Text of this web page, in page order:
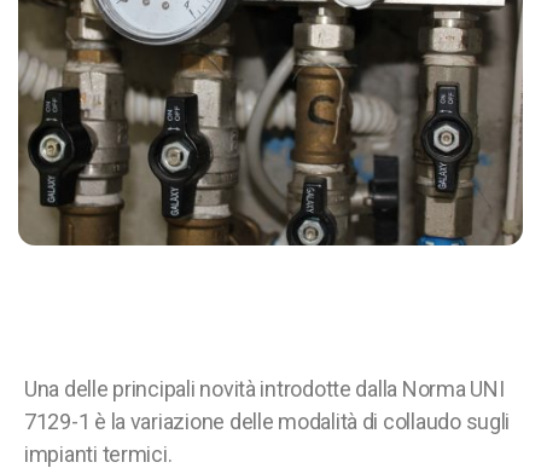
Una delle principali novità introdotte dalla Norma UNI
7129-1 è la variazione delle modalità di collaudo sugli
impianti termici.